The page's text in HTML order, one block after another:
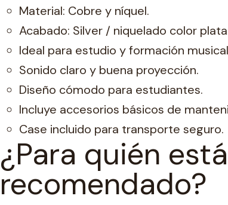
Material: Cobre y níquel.
Acabado: Silver / niquelado color
Ideal para estudio y formación
Sonido claro y buena proyección.
Diseño cómodo para estudiantes.
Incluye accesorios básicos de
Case incluido para transporte seguro.
¿Para quién está
recomendado?